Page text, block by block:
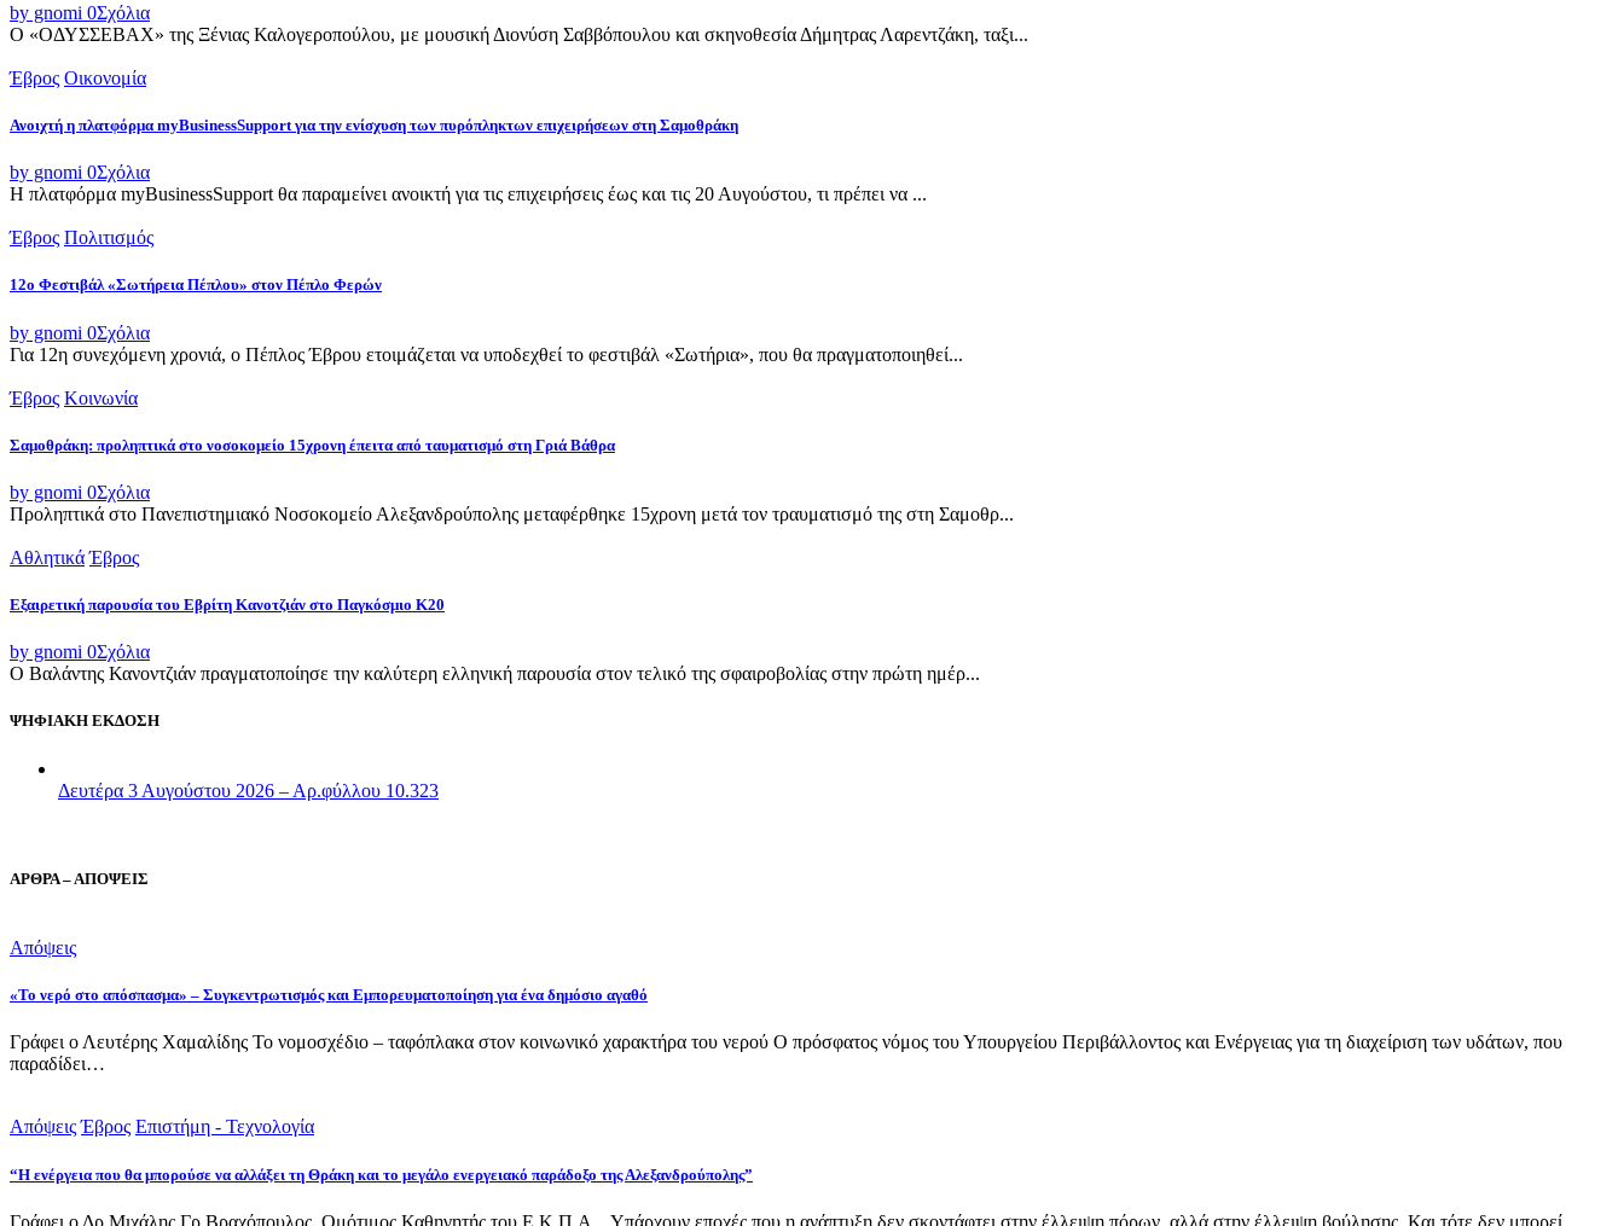
by gnomi 0Σχόλια
Ο «ΟΔΥΣΣΕΒΑΧ» της Ξένιας Καλογεροπούλου, με μουσική Διονύση Σαββόπουλου και σκηνοθεσία Δήμητρας Λαρεντζάκη, ταξι...
Έβρος Οικονομία
Ανοιχτή η πλατφόρμα myBusinessSupport για την ενίσχυση των πυρόπληκτων επιχειρήσεων στη Σαμοθράκη
by gnomi 0Σχόλια
Η πλατφόρμα myBusinessSupport θα παραμείνει ανοικτή για τις επιχειρήσεις έως και τις 20 Αυγούστου, τι πρέπει να ...
Έβρος Πολιτισμός
12ο Φεστιβάλ «Σωτήρεια Πέπλου» στον Πέπλο Φερών
by gnomi 0Σχόλια
Για 12η συνεχόμενη χρονιά, ο Πέπλος Έβρου ετοιμάζεται να υποδεχθεί το φεστιβάλ «Σωτήρια», που θα πραγματοποιηθεί...
Έβρος Κοινωνία
Σαμοθράκη: προληπτικά στο νοσοκομείο 15χρονη έπειτα από ταυματισμό στη Γριά Βάθρα
by gnomi 0Σχόλια
Προληπτικά στο Πανεπιστημιακό Νοσοκομείο Αλεξανδρούπολης μεταφέρθηκε 15χρονη μετά τον τραυματισμό της στη Σαμοθρ...
Αθλητικά Έβρος
Εξαιρετική παρουσία του Εβρίτη Κανοτζιάν στο Παγκόσμιο Κ20
by gnomi 0Σχόλια
Ο Βαλάντης Κανοντζιάν πραγματοποίησε την καλύτερη ελληνική παρουσία στον τελικό της σφαιροβολίας στην πρώτη ημέρ...
ΨΗΦΙΑΚΗ ΕΚΔΟΣΗ
Δευτέρα 3 Αυγούστου 2026 – Αρ.φύλλου 10.323
ΑΡΘΡΑ – ΑΠΟΨΕΙΣ
Απόψεις
«Το νερό στο απόσπασμα» – Συγκεντρωτισμός και Εμπορευματοποίηση για ένα δημόσιο αγαθό
Γράφει ο Λευτέρης Χαμαλίδης Το νομοσχέδιο – ταφόπλακα στον κοινωνικό χαρακτήρα του νερού Ο πρόσφατος νόμος του Υπουργείου Περιβάλλοντος και Ενέργειας για τη διαχείριση των υδάτων, που
παραδίδει…
Απόψεις Έβρος Επιστήμη - Τεχνολογία
“Η ενέργεια που θα μπορούσε να αλλάξει τη Θράκη και το μεγάλο ενεργειακό παράδοξο της Αλεξανδρούπολης”
Γράφει ο Δρ Μιχάλης Γρ.Βραχόπουλος, Ομότιμος Καθηγητής του Ε.Κ.Π.Α. Υπάρχουν εποχές που η ανάπτυξη δεν σκοντάφτει στην έλλειψη πόρων, αλλά στην έλλειψη βούλησης. Και τότε δεν μπορεί…